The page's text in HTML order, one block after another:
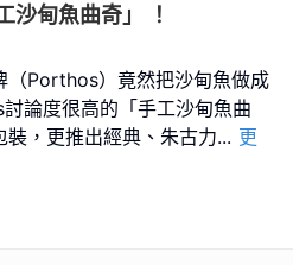
手工沙甸魚曲奇」 ！
（Porthos）竟然把沙甸魚做成
論度很高的「手工沙甸魚曲
，更推出經典、朱古力... 更